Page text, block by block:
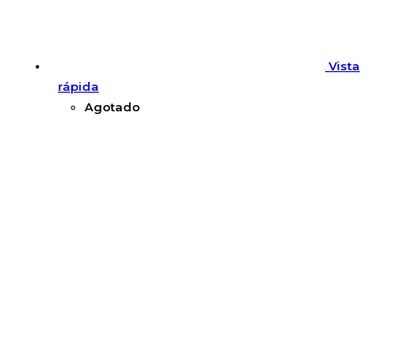
Vista
rápida
Agotado